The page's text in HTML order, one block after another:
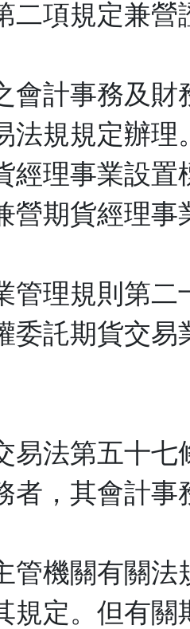
二項規定兼營
會計事務及財
法規規定辦理
經理事業設置
營期貨經理事
管理規則第二
委託期貨交易
易法第五十七
者，其會計事
管機關有關法
規定。但有關